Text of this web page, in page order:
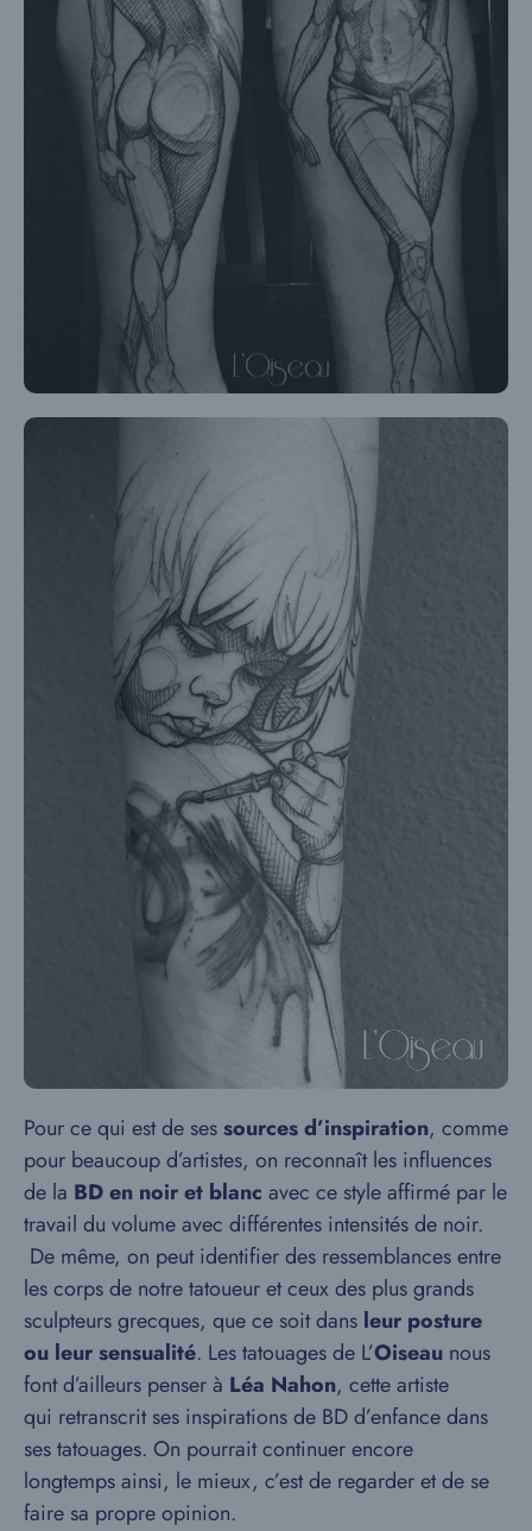
Pour ce qui est de sessources d’inspiration, comme
pour beaucoup d’artistes, on reconnaît les influences
de la BD en noir et blanc avec ce style affirmé par le
travail du volume avec différentes intensités de noir.
De même, on peut identifier des ressemblances entre
les corps de notre tatoueur et ceux des plus grands
sculpteurs grecques, que ce soit dans leur posture
ou leur sensualité. Les tatouages de L’Oiseau nous
font d’ailleurs penser à Léa Nahon, cette artiste
qui retranscrit ses inspirations de BD d’enfance dans
ses tatouages. On pourrait continuer encore
longtemps ainsi, le mieux, c’est de regarder et de se
faire sa propre opinion.